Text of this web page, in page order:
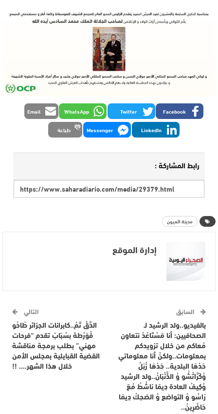
Facebook
Twitter
WhatsApp
Email
LinkedIn
Messenger طباعة
رابط المشاركة :
مدينة العيون
إدارة الموقع
السابق
بالفيديو..ولد الرشيد لـ
الصحافيين: أنا مَسْتَاعْدْ نتعاون
مْعاكم من خلال تزويدكم
بمعلومات..ولكنْ أنا معلوماتي
حَدْهَا البلدية.. حَدْهَا زْبَلْ
وُكَرَّاتْشُو وُ الذَّنْبَانْ..ولد الرشيد
وُكِيفْ العادة دِيمَا ناشْطْ مْعَ
رَاسُو وُ التواضع وُ الضحِكْ دِيمَا
حَاضْرِينْ..
التالي
الدَّقْ تَمْ..كابرانات الجزائر طَاحُو
فْوَرْطة بسْبَابْ تقدم “فرحات
مهني” بطلب برمجة مناقشة
القضية القبايلية بمجلس الأمن
خلال هذا الشهر…. !!